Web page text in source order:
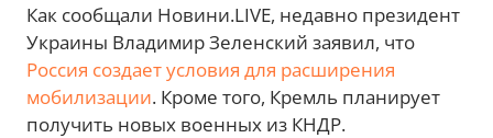
Как сообщали Новини.LIVE, недавно президент
Украины Владимир Зеленский заявил, что
Россия создает условия для расширения
мобилизации. Кроме того, Кремль планирует
получить новых военных из КНДР.